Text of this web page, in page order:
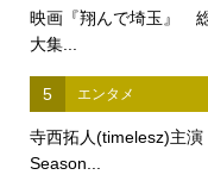
映画『翔んで埼玉』
大集...
5 エンタメ
寺西拓人(timelesz)主
Season...